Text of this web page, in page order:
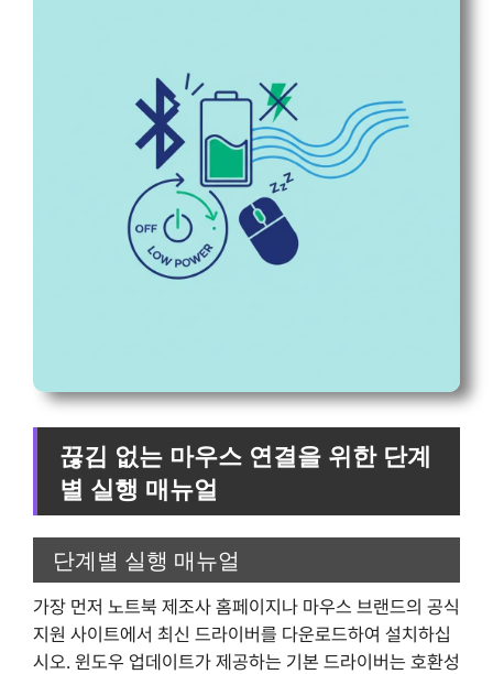
끊김 없는 마우스 연결을 위한 단계
별 실행 매뉴얼
단계별 실행 매뉴얼
가장 먼저 노트북 제조사 홈페이지나 마우스 브랜드의 공식
지원 사이트에서 최신 드라이버를 다운로드하여 설치하십
시오. 윈도우 업데이트가 제공하는 기본 드라이버는 호환성